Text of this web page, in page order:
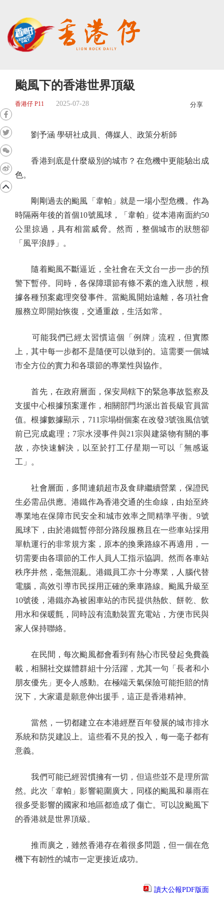
颱風下的香港世界頂級
香港仔 P11 2025-07-28 分享
劉予涵 學研社成員、傳媒人、政策分析師
香港到底是什麼級別的城市？在危機中更能驗出成
色。
剛剛過去的颱風「韋帕」就是一場小型危機。作為
時隔兩年後的首個10號風球，「韋帕」從本港南面約50
公里掠過，具有相當威脅。然而，整個城市的狀態卻
「風平浪靜」。
隨着颱風不斷逼近，全社會在天文台一步一步的預
警下暫停。同時，各保障環節有條不紊的進入狀態，根
據各種預案處理突發事件。當颱風開始遠離，各項社會
服務立即開始恢復，交通重啟，生活如常。
可能我們已經太習慣這個「例牌」流程，但實際
上，其中每一步都不是隨便可以做到的。這需要一個城
市全方位的實力和各環節的專業性與協作。
首先，在政府層面，保安局轄下的緊急事故監察及
支援中心根據預案運作，相關部門均派出首長級官員當
值。根據數據顯示，711宗塌樹個案在改發3號強風信號
前已完成處理；7宗水浸事件與21宗與建築物有關的事
故，亦快速解決，以至於打工仔星期一可以「無感返
工」。
社會層面，多間連鎖超市及食肆繼續營業，保證民
生必需品供應。港鐵作為香港交通的生命線，由始至終
專業地在保障市民安全和城市效率之間精準平衡。9號
風球下，由於港鐵暫停部分路段服務且在一些車站採用
單軌運行的非常規方案，原本的換乘路線不再適用，一
切需要由各環節的工作人員人工指示協調。然而各車站
秩序井然，毫無混亂。港鐵員工亦十分專業，人腦代替
電腦，高效引導市民採用正確的乘車路線。颱風升級至
10號後，港鐵亦為被困車站的市民提供熱飲、餅乾、飲
用水和保暖氈，同時設有流動裝置充電站，方便市民與
家人保持聯絡。
在民間，每次颱風都會看到有熱心市民發起免費義
載，相關社交媒體群組十分活躍，尤其一句「長者和小
朋友優先」更令人感動。在極端天氣保險可能拒賠的情
況下，大家還是願意伸出援手，這正是香港精神。
當然，一切都建立在本港經歷百年發展的城市排水
系統和防災建設上。這些看不見的投入，每一毫子都有
意義。
我們可能已經習慣擁有一切，但這些並不是理所當
然。此次「韋帕」影響範圍廣大，同樣的颱風和暴雨在
很多受影響的國家和地區都造成了傷亡。可以說颱風下
的香港就是世界頂級。
推而廣之，雖然香港存在着很多問題，但一個在危
機下有韌性的城市一定更接近成功。
讀大公報PDF版面